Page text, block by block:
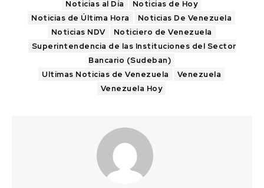
Noticias al Día
Noticias de Hoy
Noticias de Última Hora
Noticias De Venezuela
Noticias NDV
Noticiero de Venezuela
Superintendencia de las Instituciones del Sector
Bancario (Sudeban)
Ultimas Noticias de Venezuela
Venezuela
Venezuela Hoy